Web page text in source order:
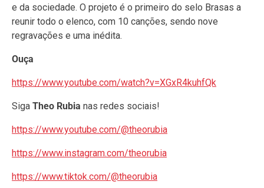
e da sociedade. O projeto é o primeiro do selo Brasas a
reunir todo o elenco, com 10 canções, sendo nove
regravações e uma inédita.
Ouça
https://www.youtube.com/watch?v=XGxR4kuhfQk
Siga Theo Rubia nas redes sociais!
https://www.youtube.com/@theorubia
https://www.instagram.com/theorubia
https://www.tiktok.com/@theorubia